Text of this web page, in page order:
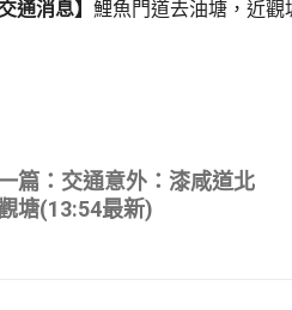
通消息】 鯉魚門道去油塘，近觀
一篇：交通意外：漆咸道北
塘(13:54最新)